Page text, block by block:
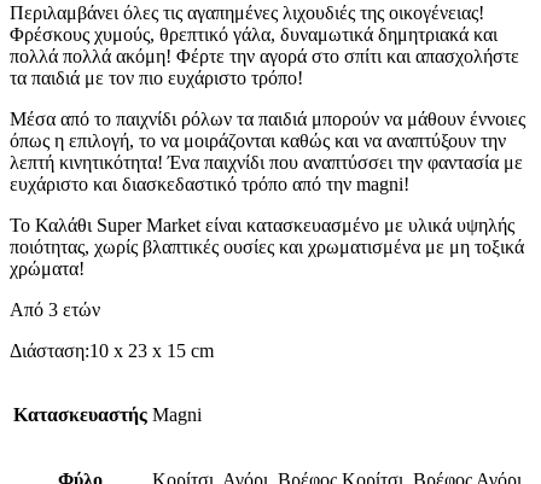
Περιλαμβάνει όλες τις αγαπημένες λιχουδιές της οικογένειας!
Φρέσκους χυμούς, θρεπτικό γάλα, δυναμωτικά δημητριακά και
πολλά πολλά ακόμη! Φέρτε την αγορά στο σπίτι και απασχολήστε
τα παιδιά με τον πιο ευχάριστο τρόπο!
Μέσα από το παιχνίδι ρόλων τα παιδιά μπορούν να μάθουν έννοιες
όπως η επιλογή, το να μοιράζονται καθώς και να αναπτύξουν την
λεπτή κινητικότητα! Ένα παιχνίδι που αναπτύσσει την φαντασία με
ευχάριστο και διασκεδαστικό τρόπο από την magni!
To Καλάθι Super Market είναι κατασκευασμένο με υλικά υψηλής
ποιότητας, χωρίς βλαπτικές ουσίες και χρωματισμένα με μη τοξικά
χρώματα!
Από 3 ετών
Διάσταση:10 x 23 x 15 cm
Κατασκευαστής Magni
Φύλο Κορίτσι, Αγόρι, Βρέφος Κορίτσι, Βρέφος Αγόρι